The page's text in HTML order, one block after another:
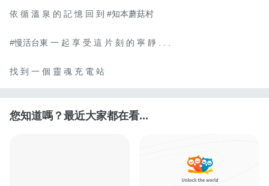
依 循 溫 泉 的 記 憶 回 到 #知本蘑菇村
#慢活台東 一 起 享 受 這 片 刻 的 寧 靜 . . .
找 到 一 個 靈 魂 充 電 站
您知道嗎？最近大家都在看...